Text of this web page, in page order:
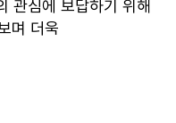
관심에 보답하기 위해
며 더욱